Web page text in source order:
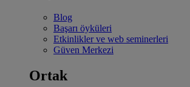
Blog
Başarı öyküleri
Etkinlikler ve web seminerleri
Güven Merkezi
Ortak